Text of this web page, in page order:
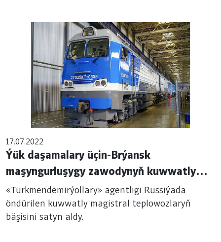
17.07.2022
Ýük daşamalary üçin-Brýansk
maşyngurluşygy zawodynyň kuwwatly
magistral teplowozlary.
«Türkmendemirýollary» agentligi Russiýada
öndürilen kuwwatly magistral teplowozlaryň
bäşisini satyn aldy.